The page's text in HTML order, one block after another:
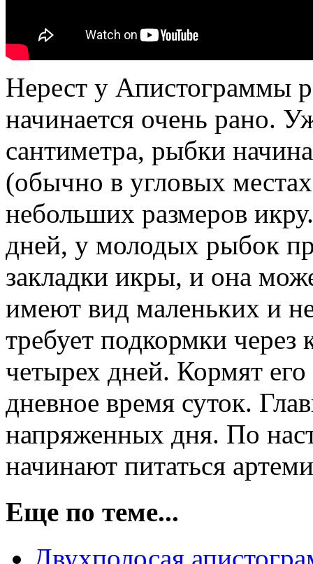
Нерест у Апистограммы
начинается очень рано.
сантиметра, рыбки
(обычно в угловых
небольших размеров
дней, у молодых рыбок
закладки икры, и она
имеют вид маленьких и
требует подкормки через
четырех дней. Кормят
дневное время суток.
напряженных дня. По
начинают питаться
Еще по теме...